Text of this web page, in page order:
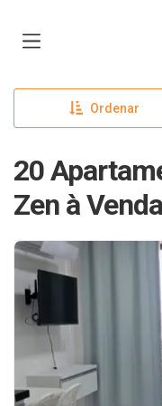
Ordenar
20
Zen à Venda